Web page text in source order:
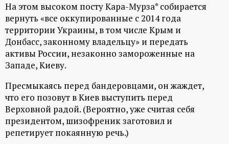
н
ы
й
п
о
р
На этом высоком посту Кара-Мурза* собирается
вернуть «все оккупированные с 2014 года
территории Украины, в том числе Крым и
Донбасс, законному владельцу» и передать
активы России, незаконно замороженные на
Западе, Киеву.
Пресмыкаясь перед бандеровцами, он жаждет,
что его позовут в Киев выступить перед
Верховной радой. (Вероятно, уже считая себя
президентом, шизофреник заготовил и
репетирует покаянную речь.)